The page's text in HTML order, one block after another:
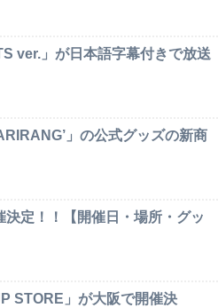
ver.」が日本語字幕付きで放送
」の公式グッズの新商
定！！【開催日・場所・グッ
STORE」が大阪で開催決